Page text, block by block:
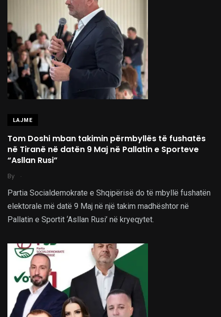
LAJME
Tom Doshi mban takimin përmbyllës të fushatës
në Tiranë në datën 9 Maj në Pallatin e Sporteve
“Asllan Rusi”
By .
Partia Socialdemokrate e Shqipërisë do të mbyllë fushatën
elektorale më datë 9 Maj në një takim madhështor në
Pallatin e Sportit ‘Asllan Rusi’ në kryeqytet.